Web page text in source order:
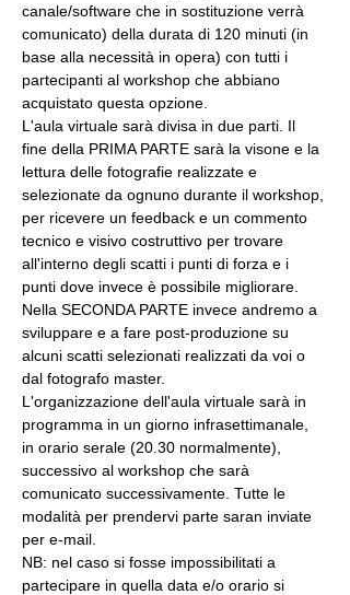
canale/software che in sostituzione verrà
comunicato) della durata di 120 minuti (in
base alla necessità in opera) con tutti i
partecipanti al workshop che abbiano
acquistato questa opzione.
L'aula virtuale sarà divisa in due parti. Il
fine della PRIMA PARTE sarà la visone e la
lettura delle fotografie realizzate e
selezionate da ognuno durante il workshop,
per ricevere un feedback e un commento
tecnico e visivo costruttivo per trovare
all'interno degli scatti i punti di forza e i
punti dove invece è possibile migliorare.
Nella SECONDA PARTE invece andremo a
sviluppare e a fare post-produzione su
alcuni scatti selezionati realizzati da voi o
dal fotografo master.
L'organizzazione dell'aula virtuale sarà in
programma in un giorno infrasettimanale,
in orario serale (20.30 normalmente),
successivo al workshop che sarà
comunicato successivamente. Tutte le
modalità per prendervi parte saran inviate
per e-mail.
NB: nel caso si fosse impossibilitati a
partecipare in quella data e/o orario si